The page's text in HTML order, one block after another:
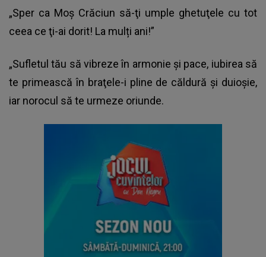
„Sper ca Moş Crăciun să-ţi umple ghetuţele cu tot
ceea ce ţi-ai dorit! La mulți ani!”
„Sufletul tău să vibreze în armonie şi pace, iubirea să
te primească în braţele-i pline de căldură şi duioşie,
iar norocul să te urmeze oriunde.